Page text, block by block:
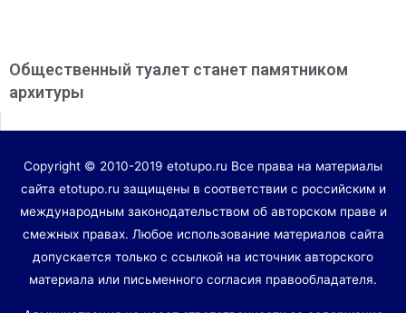
Общественный туалет станет памятником
архитуры
Copyright © 2010-2019 etotupo.ru Все права на материалы
сайта etotupo.ru защищены в соответствии с российским и
международным законодательством об авторском праве и
смежных правах. Любое использование материалов сайта
допускается только с ссылкой на источник авторского
материала или письменного согласия правообладателя.